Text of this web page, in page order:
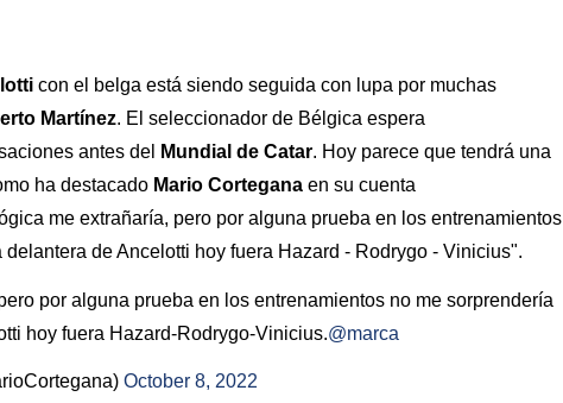
con el belga está siendo seguida con lupa por muchas
Martínez. El seleccionador de Bélgica espera
antes del Mundial de Catar. Hoy parece que tendrá una
ha destacado Mario Cortegana en su cuenta
me extrañaría, pero por alguna prueba en los entrenamientos
de Ancelotti hoy fuera Hazard - Rodrygo - Vinicius".
por alguna prueba en los entrenamientos no me sorprendería
hoy fuera Hazard-Rodrygo-Vinicius.@marca
October 8, 2022